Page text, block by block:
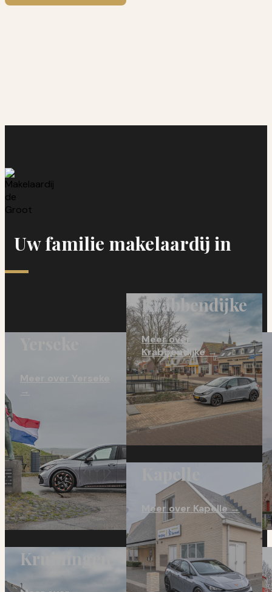
Uw familie makelaardij in
→
Kruiningen
Krabbendijke
Meer over
Krabbendijke →
Kapelle
Meer over Kapelle →